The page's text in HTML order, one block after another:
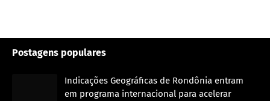
Postagens populares
Indicações Geográficas de Rondônia entram
em programa internacional para acelerar